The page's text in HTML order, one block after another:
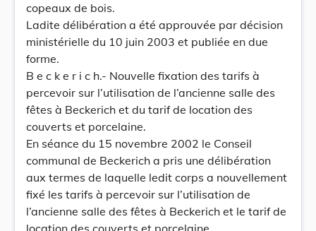
copeaux de bois.
Ladite délibération a été approuvée par décision
ministérielle du 10 juin 2003 et publiée en due
forme.
B e c k e r i c h.- Nouvelle fixation des tarifs à
percevoir sur l’utilisation de l’ancienne salle des
fêtes à Beckerich et du tarif de location des
couverts et porcelaine.
En séance du 15 novembre 2002 le Conseil
communal de Beckerich a pris une délibération
aux termes de laquelle ledit corps a nouvellement
fixé les tarifs à percevoir sur l’utilisation de
l’ancienne salle des fêtes à Beckerich et le tarif de
location des couverts et porcelaine.